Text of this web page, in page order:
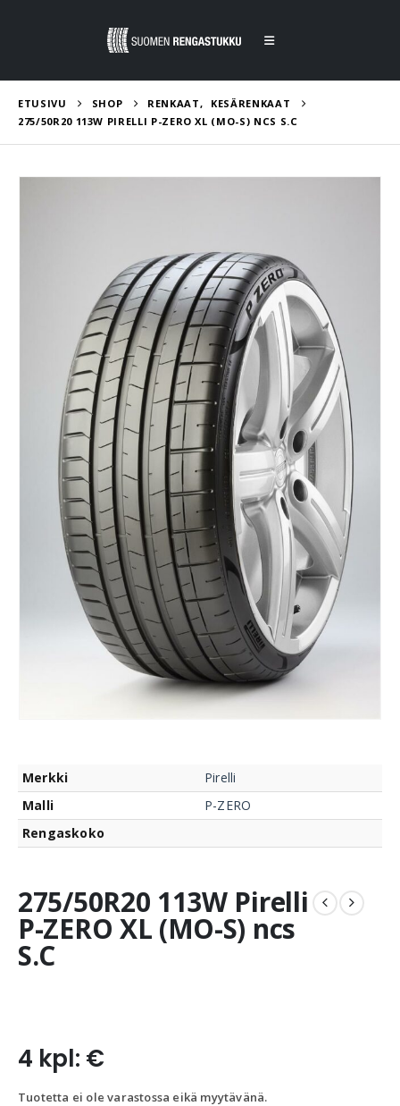
ETUSIVU SHOP RENKAAT,
KESÄRENKAAT
275/50R20 113W PIRELLI P-ZERO XL (MO-S) NCS S.C
Merkki
Pirelli
Malli
P-ZERO
Rengaskoko
275/50R20 113W Pirelli
P-ZERO XL (MO-S) ncs
S.C
4 kpl: €
Tuotetta ei ole varastossa eikä myytävänä.